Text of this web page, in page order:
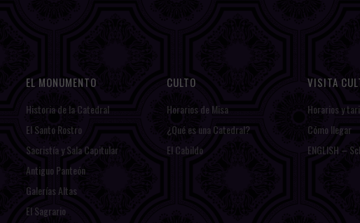
EL MONUMENTO
Historia de la Catedral
El Santo Rostro
Sacristía y Sala Capitular
Antiguo Panteón
Galerías Altas
El Sagrario
CULTO
Horarios de Misa
¿Qué es una Catedral?
El Cabildo
VISITA
Horarios y
Cómo llegar
ENGLISH –